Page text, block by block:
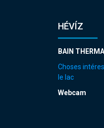
HÉVÍZ
BAIN
Choses
le lac
Webcam